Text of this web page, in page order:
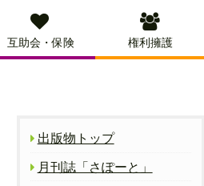
互助会・保険 権利擁護
出版物トップ
月刊誌「さぽーと」